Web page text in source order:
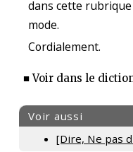
dans cette rubrique
mode.
Cordialement.
■ Voir dans le
Voir aussi
[Dire, Ne pas